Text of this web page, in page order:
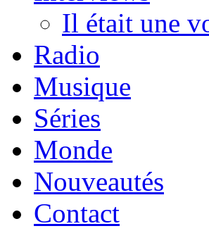
Il était une
Radio
Musique
Séries
Monde
Nouveautés
Contact